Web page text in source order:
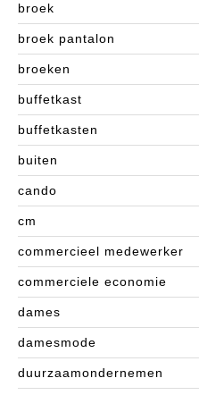
broek
broek pantalon
broeken
buffetkast
buffetkasten
buiten
cando
cm
commercieel medewerker
commerciele economie
dames
damesmode
duurzaamondernemen